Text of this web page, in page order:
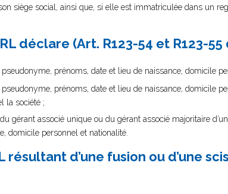
son siège social, ainsi que, si elle est immatriculée dans un
déclare (Art. R123-54 et R123-
pseudonyme, prénoms, date et lieu de naissance, domicile
pseudonyme, prénoms, date et lieu de naissance, domicile
la société ;
gérant associé unique ou du gérant associé majoritaire
domicile personnel et nationalité.
résultant d’une fusion ou d’une